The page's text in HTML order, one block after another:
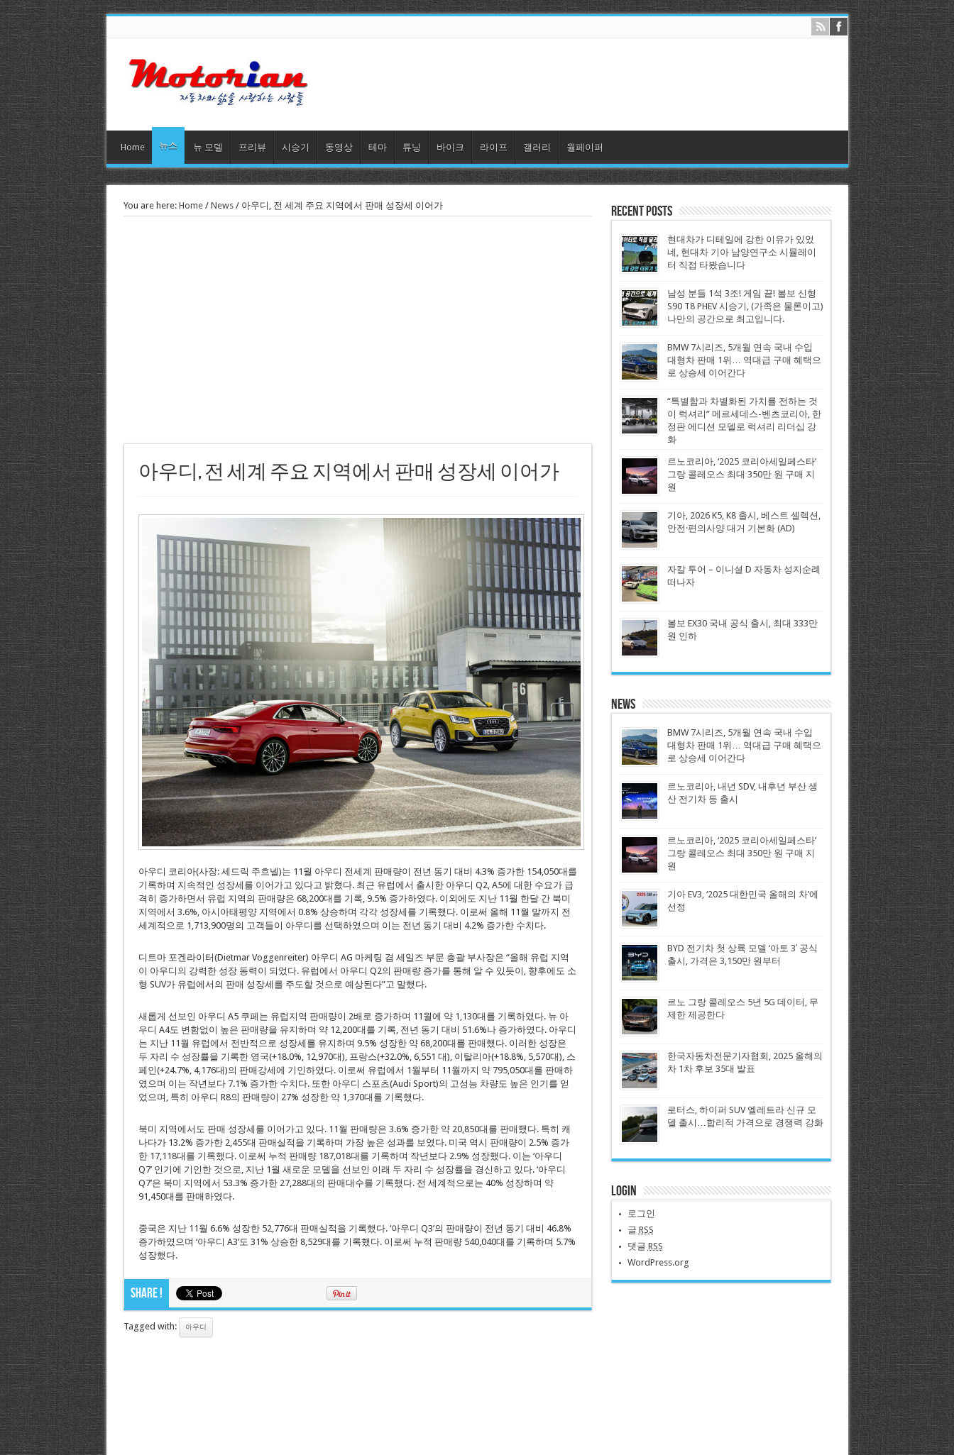
Home 뉴스 뉴 모델 프리뷰 시승기 동영상 테마 튜닝 바이크 라이프 갤러리 월페이퍼
You are here: Home/ News/ 아우디, 전 세계 주요 지역에서 판매 성장세 이어가
아우디, 전 세계 주요 지역에서 판매 성장세 이어가
아우디 코리아(사장: 세드릭 주흐넬)는 11월 아우디 전세계 판매량이 전년 동기 대비 4.3% 증가한 154,050대를
기록하며 지속적인 성장세를 이어가고 있다고 밝혔다. 최근 유럽에서 출시한 아우디 Q2, A5에 대한 수요가 급
격히 증가하면서 유럽 지역의 판매량은 68,200대를 기록, 9.5% 증가하였다. 이외에도 지난 11월 한달 간 북미
지역에서 3.6%, 아시아태평양 지역에서 0.8% 상승하며 각각 성장세를 기록했다. 이로써 올해 11월 말까지 전
세계적으로 1,713,900명의 고객들이 아우디를 선택하였으며 이는 전년 동기 대비 4.2% 증가한 수치다.
디트마 포겐라이터(Dietmar Voggenreiter) 아우디 AG 마케팅 겸 세일즈 부문 총괄 부사장은 “올해 유럽 지역
이 아우디의 강력한 성장 동력이 되었다. 유럽에서 아우디 Q2의 판매량 증가를 통해 알 수 있듯이, 향후에도 소
형 SUV가 유럽에서의 판매 성장세를 주도할 것으로 예상된다”고 말했다.
새롭게 선보인 아우디 A5 쿠페는 유럽지역 판매량이 2배로 증가하며 11월에 약 1,130대를 기록하였다. 뉴 아
우디 A4도 변함없이 높은 판매량을 유지하며 약 12,200대를 기록, 전년 동기 대비 51.6%나 증가하였다. 아우디
는 지난 11월 유럽에서 전반적으로 성장세를 유지하며 9.5% 성장한 약 68,200대를 판매했다. 이러한 성장은
두 자리 수 성장률을 기록한 영국(+18.0%, 12,970대), 프랑스(+32.0%, 6,551 대), 이탈리아(+18.8%, 5,570대), 스
페인(+24.7%, 4,176대)의 판매강세에 기인하였다. 이로써 유럽에서 1월부터 11월까지 약 795,050대를 판매하
였으며 이는 작년보다 7.1% 증가한 수치다. 또한 아우디 스포츠(Audi Sport)의 고성능 차량도 높은 인기를 얻
었으며, 특히 아우디 R8의 판매량이 27% 성장한 약 1,370대를 기록했다.
북미 지역에서도 판매 성장세를 이어가고 있다. 11월 판매량은 3.6% 증가한 약 20,850대를 판매했다. 특히 캐
나다가 13.2% 증가한 2,455대 판매실적을 기록하며 가장 높은 성과를 보였다. 미국 역시 판매량이 2.5% 증가
한 17,118대를 기록했다. 이로써 누적 판매량 187,018대를 기록하며 작년보다 2.9% 성장했다. 이는 ‘아우디
Q7’ 인기에 기인한 것으로, 지난 1월 새로운 모델을 선보인 이래 두 자리 수 성장률을 경신하고 있다. ‘아우디
Q7’은 북미 지역에서 53.3% 증가한 27,288대의 판매대수를 기록했다. 전 세계적으로는 40% 성장하며 약
91,450대를 판매하였다.
중국은 지난 11월 6.6% 성장한 52,776대 판매실적을 기록했다. ‘아우디 Q3’의 판매량이 전년 동기 대비 46.8%
증가하였으며 ‘아우디 A3’도 31% 상승한 8,529대를 기록했다. 이로써 누적 판매량 540,040대를 기록하며 5.7%
성장했다.
Share !
Tagged with: 아우디
Recent Posts
현대차가 디테일에 강한 이유가 있었
네, 현대차 기아 남양연구소 시뮬레이
터 직접 타봤습니다
남성 분들 1석 3조! 게임 끝! 볼보 신형
S90 T8 PHEV 시승기, (가족은 물론이고)
나만의 공간으로 최고입니다.
BMW 7시리즈, 5개월 연속 국내 수입
대형차 판매 1위… 역대급 구매 혜택으
로 상승세 이어간다
“특별함과 차별화된 가치를 전하는 것
이 럭셔리” 메르세데스-벤츠코리아, 한
정판 에디션 모델로 럭셔리 리더십 강
화
르노코리아, ‘2025 코리아세일페스타’
그랑 콜레오스 최대 350만 원 구매 지
원
기아, 2026 K5, K8 출시, 베스트 셀렉션,
안전·편의사양 대거 기본화 (AD)
자칼 투어 – 이니셜 D 자동차 성지순례
떠나자
볼보 EX30 국내 공식 출시, 최대 333만
원 인하
News
BMW 7시리즈, 5개월 연속 국내 수입
대형차 판매 1위… 역대급 구매 혜택으
로 상승세 이어간다
르노코리아, 내년 SDV, 내후년 부산 생
산 전기차 등 출시
르노코리아, ‘2025 코리아세일페스타’
그랑 콜레오스 최대 350만 원 구매 지
원
기아 EV3, ‘2025 대한민국 올해의 차’에
선정
BYD 전기차 첫 상륙 모델 ‘아토 3′ 공식
출시, 가격은 3,150만 원부터
르노 그랑 콜레오스 5년 5G 데이터, 무
제한 제공한다
한국자동차전문기자협회, 2025 올해의
차 1차 후보 35대 발표
로터스, 하이퍼 SUV 엘레트라 신규 모
델 출시…합리적 가격으로 경쟁력 강화
Login
로그인
글 RSS
댓글 RSS
WordPress.org